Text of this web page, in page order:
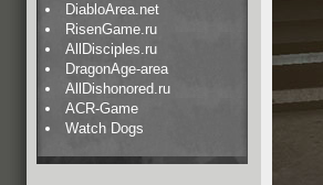
DiabloArea.net
RisenGame.ru
AllDisciples.ru
DragonAge-area
AllDishonored.ru
ACR-Game
Watch Dogs